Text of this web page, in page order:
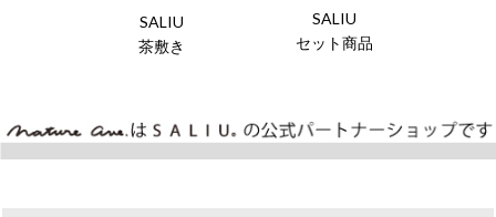
SALIU
茶敷き
SALIU
セット商品